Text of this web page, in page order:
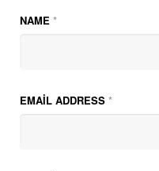
NAME *
EMAIL ADDRESS *